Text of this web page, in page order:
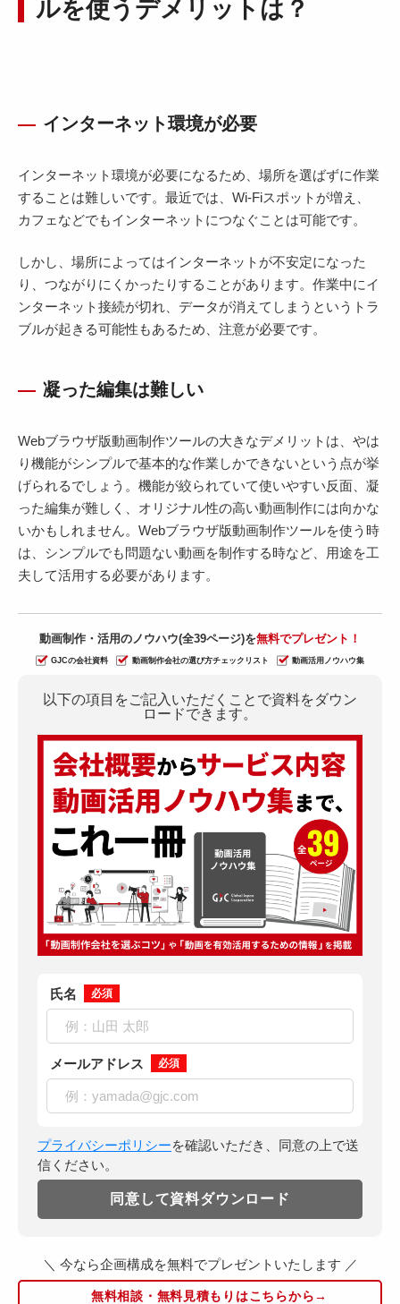
ルを使うデメリットは？
インターネット環境が必要
インターネット環境が必要になるため、場所を選ばずに作業
することは難しいです。最近では、Wi-Fiスポットが増え、
カフェなどでもインターネットにつなぐことは可能です。
しかし、場所によってはインターネットが不安定になった
り、つながりにくかったりすることがあります。作業中にイ
ンターネット接続が切れ、データが消えてしまうというトラ
ブルが起きる可能性もあるため、注意が必要です。
凝った編集は難しい
Webブラウザ版動画制作ツールの大きなデメリットは、やは
り機能がシンプルで基本的な作業しかできないという点が挙
げられるでしょう。機能が絞られていて使いやすい反面、凝
った編集が難しく、オリジナル性の高い動画制作には向かな
いかもしれません。Webブラウザ版動画制作ツールを使う時
は、シンプルでも問題ない動画を制作する時など、用途を工
夫して活用する必要があります。
動画制作・活用のノウハウ(全39ページ)を無料でプレゼント！
GJCの会社資料 動画制作会社の選び方チェックリスト 動画活用ノウハウ集
以下の項目をご記入いただくことで資料をダウン
ロードできます。
氏名 必須
メールアドレス 必須
プライバシーポリシーを確認いただき、同意の上で送
信ください。
＼ 今なら企画構成を無料でプレゼントいたします ／
無料相談・無料見積もりはこちらから→